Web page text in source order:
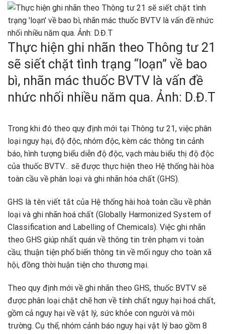
Thực hiện ghi nhãn theo Thông tư 21
sẽ siết chặt tình trạng “loạn” về bao
bì, nhãn mác thuốc BVTV là vấn đề
nhức nhối nhiều năm qua. Ảnh: D.Đ.T
Trong khi đó theo quy định mới tại Thông tư 21, việc phân
loại nguy hại, độ độc, nhóm độc, kèm các thông tin cảnh
báo, hình tượng biểu diễn độ độc, vạch màu biểu thị độ độc
của thuốc BVTV… sẽ được thực hiện theo Hệ thống hài hòa
toàn cầu về phân loại và ghi nhãn hóa chất (GHS).
GHS là tên viết tắt của Hệ thống hài hoà toàn cầu về phân
loại và ghi nhãn hoá chất (Globally Harmonized System of
Classification and Labelling of Chemicals). Việc ghi nhãn
theo GHS giúp nhất quán về thông tin trên phạm vi toàn
cầu; thuận tiện phổ biến thông tin về mối nguy cho toàn xã
hội, đồng thời huận tiện cho thương mại.
Theo quy định mới về ghi nhãn theo GHS, thuốc BVTV sẽ
được phân loại chặt chẽ hơn về tính chất nguy hại hoá chất,
gồm cả nguy hại về vật lý, sức khỏe con người và môi
trường. Cụ thể, nhóm cảnh báo nguy hại vật lý bao gồm 8